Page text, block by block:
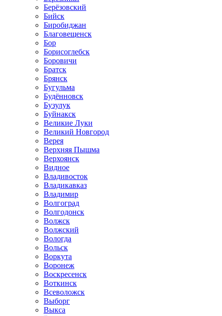
Берёзовский
Бийск
Биробиджан
Благовещенск
Бор
Борисоглебск
Боровичи
Братск
Брянск
Бугульма
Будённовск
Бузулук
Буйнакск
Великие Луки
Великий Новгород
Верея
Верхняя Пышма
Верхоянск
Видное
Владивосток
Владикавказ
Владимир
Волгоград
Волгодонск
Волжск
Волжский
Вологда
Вольск
Воркута
Воронеж
Воскресенск
Воткинск
Всеволожск
Выборг
Выкса